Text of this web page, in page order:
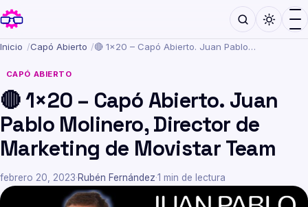
Inicio /Capó Abierto /🔴 1×20 – Capó Abierto. Juan Pablo…
CAPÓ ABIERTO
🔴 1×20 – Capó Abierto. Juan
Pablo Molinero, Director de
Marketing de Movistar Team
febrero 20, 2023·Rubén Fernández·1 min de lectura